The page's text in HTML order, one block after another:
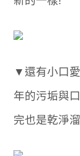
▼還有小口
年的污垢與
完也是乾淨